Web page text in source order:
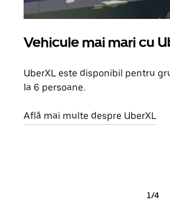
Vehicule mai mari cu
UberXL este disponibil pentru
la 6 persoane.
Află mai multe despre UberXL
1/4